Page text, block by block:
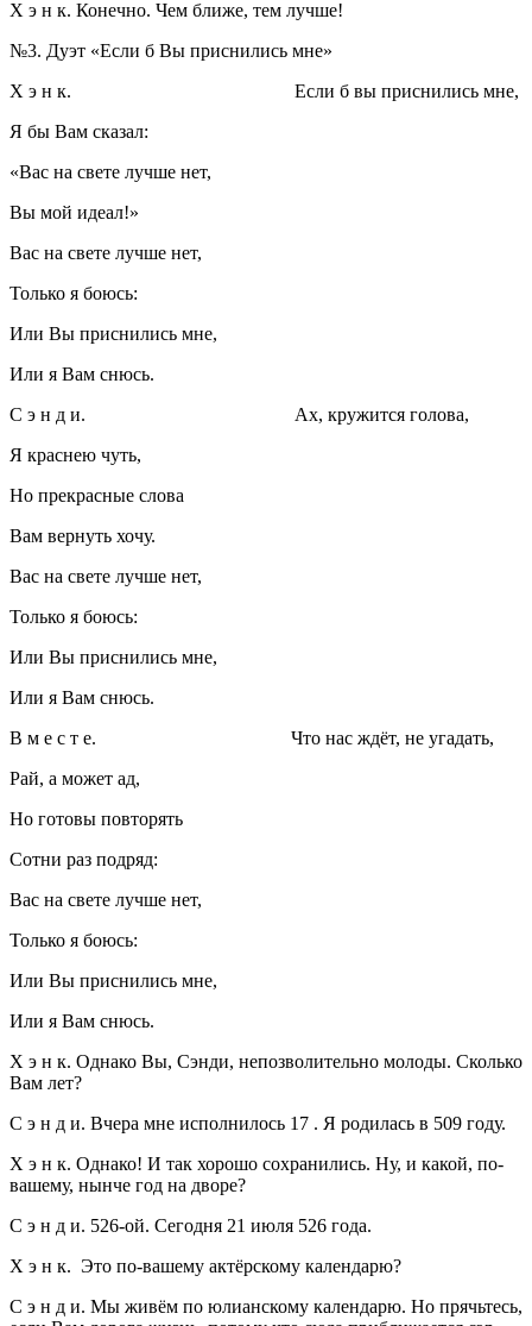
Х э н к. Конечно. Чем ближе, тем лучше!
№3. Дуэт «Если б Вы приснились мне»
Х э н к.
Если б вы приснились мне,
Я бы Вам сказал:
«Вас на свете лучше нет,
Вы мой идеал!»
Вас на свете лучше нет,
Только я боюсь:
Или Вы приснились мне,
Или я Вам снюсь.
С э н д и.
Ах, кружится голова,
Я краснею чуть,
Но прекрасные слова
Вам вернуть хочу.
Вас на свете лучше нет,
Только я боюсь:
Или Вы приснились мне,
Или я Вам снюсь.
В м е с т е.
Что нас ждёт, не угадать,
Рай, а может ад,
Но готовы повторять
Сотни раз подряд:
Вас на свете лучше нет,
Только я боюсь:
Или Вы приснились мне,
Или я Вам снюсь.
Х э н к. Однако Вы, Сэнди, непозволительно молоды. Сколько
Вам лет?
С э н д и. Вчера мне исполнилось 17 . Я родилась в 509 году.
Х э н к. Однако! И так хорошо сохранились. Ну, и какой, по-
вашему, нынче год на дворе?
С э н д и. 526-ой. Сегодня 21 июля 526 года.
Х э н к. Это по-вашему актёрскому календарю?
С э н д и. Мы живём по юлианскому календарю. Но прячьтесь,